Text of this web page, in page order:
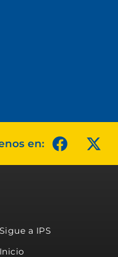
en:
Sigue a IPS
Inicio